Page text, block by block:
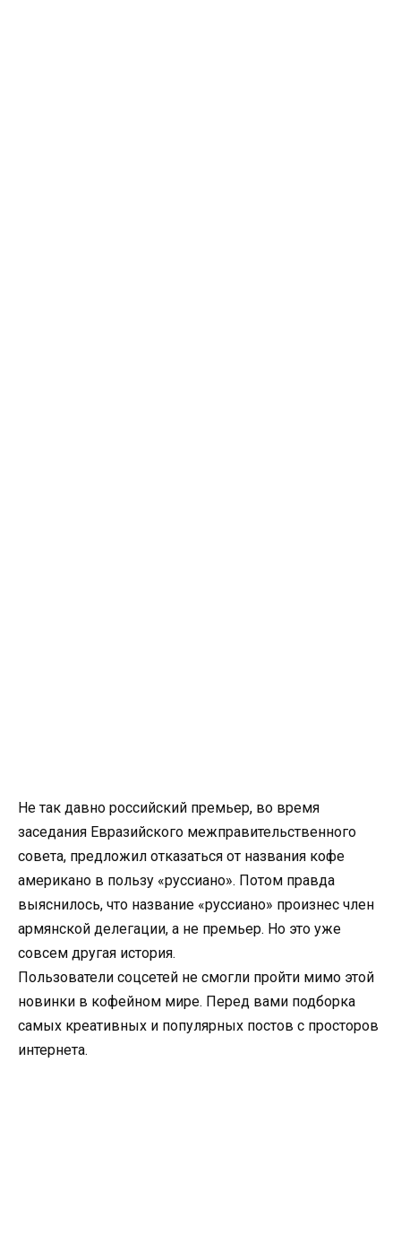
Не так давно российский премьер, во время
заседания Евразийского межправительственного
совета, предложил отказаться от названия кофе
американо в пользу «руссиано». Потом правда
выяснилось, что название «руссиано» произнес член
армянской делегации, а не премьер. Но это уже
совсем другая история.
Пользователи соцсетей не смогли пройти мимо этой
новинки в кофейном мире. Перед вами подборка
самых креативных и популярных постов с просторов
интернета.